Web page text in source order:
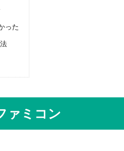
った
ァミコン